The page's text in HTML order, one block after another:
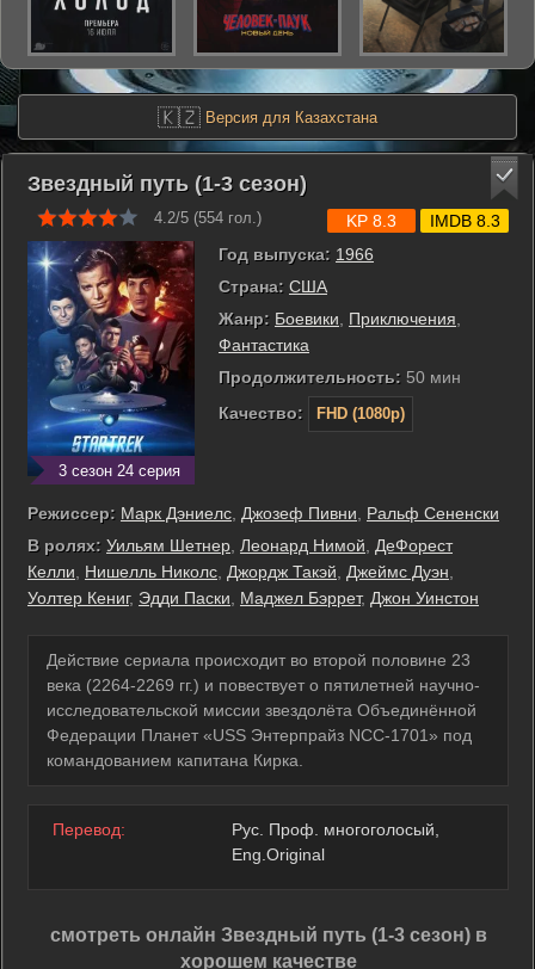
🇰🇿 Версия для Казахстана
Звездный путь (1-3 сезон)
4.2/5 (554 гол.)
3 сезон 24 серия
Год выпуска: 1966
Страна: США
Жанр: Боевики Приключения
Фантастика
Продолжительность: 50 мин
Качество:
FHD (1080p)
KP 8.3 IMDB 8.3
Режиссер: Марк Дэниелс Джозеф Пивни
Ральф Сененски
В ролях: Уильям Шетнер Леонард Нимой
ДеФорест
Келли
Нишелль Николс Джордж Такэй Джеймс Дуэн
Уолтер Кениг, Эдди Паски Маджел Бэррет, Джон Уинстон
Действие сериала происходит во второй половине 23
века (2264-2269 гг.) и повествует о пятилетней научно-
исследовательской миссии звездолёта Объединённой
Федерации Планет «USS Энтерпрайз NCC-1701» под
командованием капитана Кирка.
Перевод:
Рус. Проф. многоголосый,
Eng.Original
смотреть онлайн Звездный путь (1-3 сезон) в
хорошем качестве